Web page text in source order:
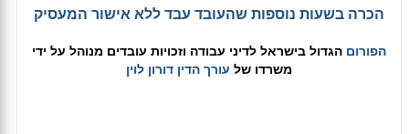
הכרה בשעות נוספות שהעובד עבד ללא אישור המעסיק
הפורום הגדול בישראל לדיני עבודה וזכויות עובדים מנוהל על ידי
משרדו של עורך הדין דורון לוין